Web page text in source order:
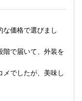
な価格で選びまし
階で届いて、外装を
メでしたが、美味し